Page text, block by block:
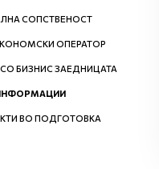
СОПСТВЕНОСТ
ОПЕРАТОР
БИЗНИС ЗАЕДНИЦАТА
ВО ПОДГОТОВКА